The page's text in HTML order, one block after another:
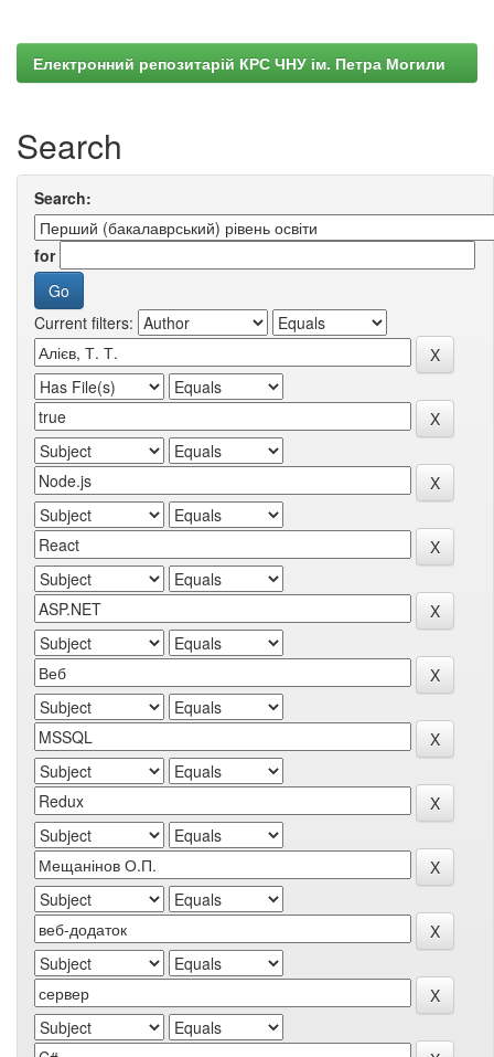
Електронний репозитарій КРС ЧНУ ім. Петра Могили
Search
Search:
for
Current filters: